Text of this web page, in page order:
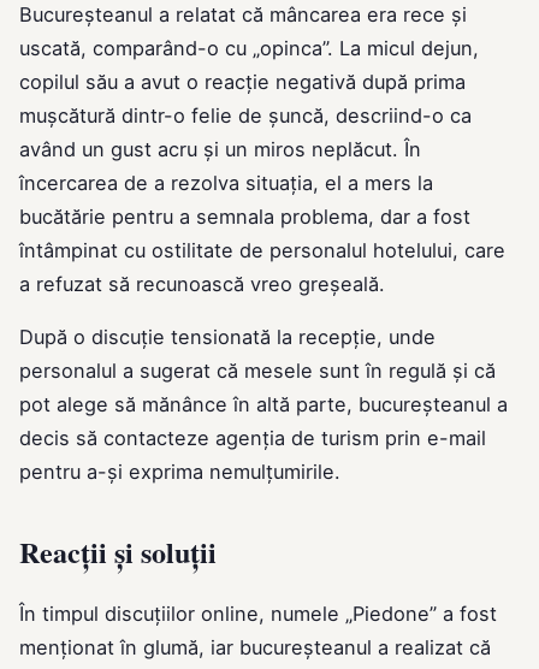
Bucureșteanul a relatat că mâncarea era rece și
uscată, comparând-o cu „opinca”. La micul dejun,
copilul său a avut o reacție negativă după prima
mușcătură dintr-o felie de șuncă, descriind-o ca
având un gust acru și un miros neplăcut. În
încercarea de a rezolva situația, el a mers la
bucătărie pentru a semnala problema, dar a fost
întâmpinat cu ostilitate de personalul hotelului, care
a refuzat să recunoască vreo greșeală.
După o discuție tensionată la recepție, unde
personalul a sugerat că mesele sunt în regulă și că
pot alege să mănânce în altă parte, bucureșteanul a
decis să contacteze agenția de turism prin e-mail
pentru a-și exprima nemulțumirile.
Reacții și soluții
În timpul discuțiilor online, numele „Piedone” a fost
menționat în glumă, iar bucureșteanul a realizat că